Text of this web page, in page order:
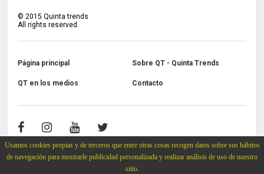
Usamos cookies propias y de terceros que entre otras cosas recogen datos sobre sus hábitos
de navegación para mostrarle publicidad personalizada y realizar análisis de uso de nuestro
sitio.
©2015 Quinta trends
All rights reserved.
Página principal Sobre QT - Quinta Trends
QT en los medios Contacto